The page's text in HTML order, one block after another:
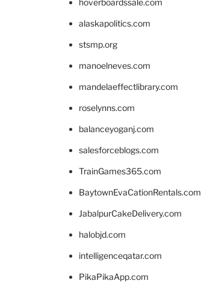
hoverboardssale.com
alaskapolitics.com
stsmp.org
manoelneves.com
mandelaeffectlibrary.com
roselynns.com
balanceyoganj.com
salesforceblogs.com
TrainGames365.com
BaytownEvaCationRentals.com
JabalpurCakeDelivery.com
halobjd.com
intelligenceqatar.com
PikaPikaApp.com